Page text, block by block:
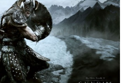
姫とリンクって毎回結ばれずに別の
て本当…？
外各社も一斉に韓国サッカー協会を
！」→「国際的な信用失墜の危
タルビデオ屋、そのまま時が止まっ
ませてあげた結果ｗｗｗｗ
スペの検査してみた…みんなこれわ
キチガイすぎるwwwwww
ぎる浴衣を着た写真を投稿して叩か